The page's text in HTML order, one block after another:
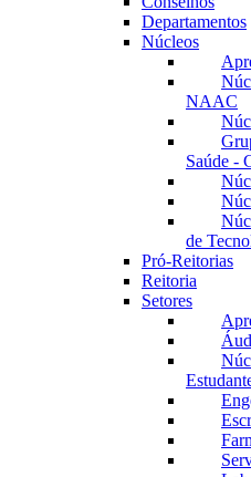
Departamentos
Núcleos
NAAC
Saúde -
de
Pró-Reitorias
Reitoria
Setores